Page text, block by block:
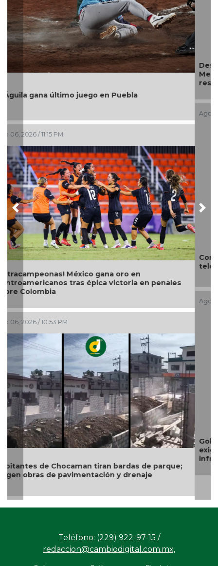
Después de años de espera, La Gloria avanza;
Medellín de Bravo transforma sus caminos con
Con transmisión especial y emotivo convivio
Gobierno de Boca del Río identifica puntos críticos,
exige a CAB soluciones definitivas a la
Previous
¿Qué es
CD?
/
¿Quiénes
somos?
/
Directorio
Productos
Contáctanos Consejo